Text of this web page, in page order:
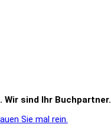
Wir sind Ihr Buchpartner.
Sie mal rein.